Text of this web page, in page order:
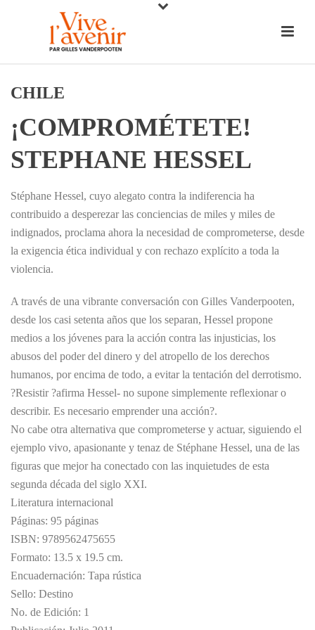
CHILE
¡COMPROMÉTETE!
STEPHANE HESSEL
Stéphane Hessel, cuyo alegato contra la indiferencia ha
contribuido a desperezar las conciencias de miles y miles de
indignados, proclama ahora la necesidad de comprometerse, desde
la exigencia ética individual y con rechazo explícito a toda la
violencia.
A través de una vibrante conversación con Gilles Vanderpooten,
desde los casi setenta años que los separan, Hessel propone
medios a los jóvenes para la acción contra las injusticias, los
abusos del poder del dinero y del atropello de los derechos
humanos, por encima de todo, a evitar la tentación del derrotismo.
?Resistir ?afirma Hessel- no supone simplemente reflexionar o
describir. Es necesario emprender una acción?.
No cabe otra alternativa que comprometerse y actuar, siguiendo el
ejemplo vivo, apasionante y tenaz de Stéphane Hessel, una de las
figuras que mejor ha conectado con las inquietudes de esta
segunda década del siglo XXI.
Literatura internacional
Páginas: 95 páginas
ISBN: 9789562475655
Formato: 13.5 x 19.5 cm.
Encuadernación: Tapa rústica
Sello: Destino
No. de Edición: 1